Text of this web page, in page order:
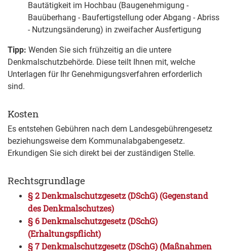
Bautätigkeit im Hochbau (Baugenehmigung -
Bauüberhang - Baufertigstellung oder Abgang - Abriss
- Nutzungsänderung) in zweifacher Ausfertigung
Tipp: Wenden Sie sich frühzeitig an die untere
Denkmalschutzbehörde. Diese teilt Ihnen mit, welche
Unterlagen für Ihr Genehmigungsverfahren erforderlich
sind.
Kosten
Es entstehen Gebühren nach dem Landesgebührengesetz
beziehungsweise dem Kommunalabgabengesetz.
Erkundigen Sie sich direkt bei der zuständigen Stelle.
Rechtsgrundlage
§ 2 Denkmalschutzgesetz (DSchG) (Gegenstand
des Denkmalschutzes)
§ 6 Denkmalschutzgesetz (DSchG)
(Erhaltungspflicht)
§ 7 Denkmalschutzgesetz (DSchG) (Maßnahmen